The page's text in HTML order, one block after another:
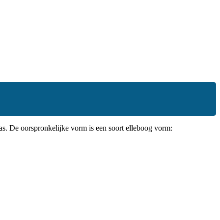
De oorspronkelijke vorm is een soort elleboog vorm: